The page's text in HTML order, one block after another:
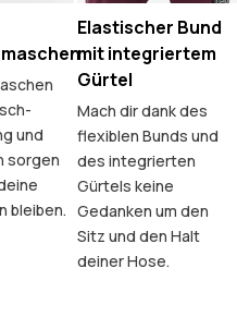
und
sorgen
bleiben.
Elastischer Bund
mit integriertem
Gürtel
Mach dir dank des
flexiblen Bunds und
des integrierten
Gürtels keine
Gedanken um den
Sitz und den Halt
deiner Hose.